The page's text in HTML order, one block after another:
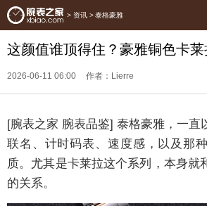
> 资讯 > 泰格豪雅
这颜值谁顶得住？豪雅铜色卡
2026-06-11 06:00 作者：Lierre
[腕表之家 腕表品鉴] 泰格豪雅，一直
联名、计时码表、速度感，以及那
质。尤其是卡莱拉这个系列，本身就
的关系。